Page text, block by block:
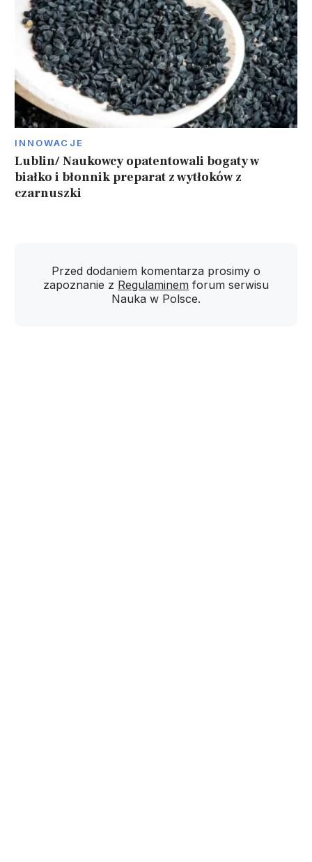
INNOWACJE
Lublin/ Naukowcy opatentowali bogaty w
białko i błonnik preparat z wytłoków z
czarnuszki
Przed dodaniem komentarza prosimy o
zapoznanie z Regulaminem forum serwisu
Nauka w Polsce.